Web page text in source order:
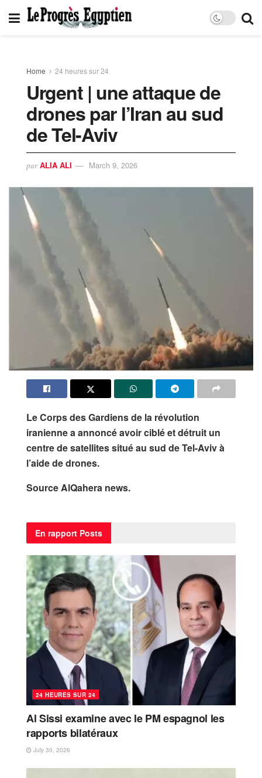
Home 24 heures sur 24
Urgent | une attaque de
drones par l’Iran au sud
de Tel-Aviv
par ALIA ALI March 9, 2026
Le Corps des Gardiens de la révolution
iranienne a annoncé avoir ciblé et détruit un
centre de satellites situé au sud de Tel-Aviv à
l’aide de drones.
Source AlQahera news.
En rapport Posts
24 HEURES SUR 24
Al Sissi examine avec le PM espagnol les
rapports bilatéraux
July 30, 2026